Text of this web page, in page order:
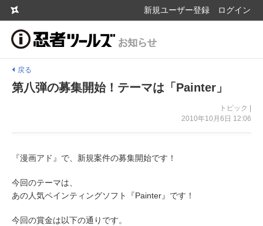
新規ユーザー登録 ログイン
戻る
第八弾の募集開始！テーマは「Painter」
トピック |
2010年10月6日 12:06
『漫画アド』で、新規案件の募集開始です！
今回のテーマは、
あの人気ペインティングソフト『Painter』です！
今回の賞金は以下の通りです。